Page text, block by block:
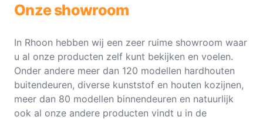
Onze showroom
In Rhoon hebben wij een zeer ruime showroom waar
u al onze producten zelf kunt bekijken en voelen.
Onder andere meer dan 120 modellen hardhouten
buitendeuren, diverse kunststof en houten kozijnen,
meer dan 80 modellen binnendeuren en natuurlijk
ook al onze andere producten vindt u in de